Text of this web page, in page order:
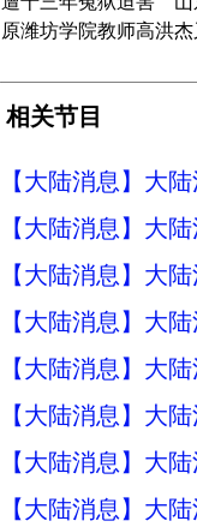
原潍坊学院教师高洪
相关节目
【大陆消息】大
【大陆消息】大
【大陆消息】大
【大陆消息】大
【大陆消息】大
【大陆消息】大
【大陆消息】大
【大陆消息】大